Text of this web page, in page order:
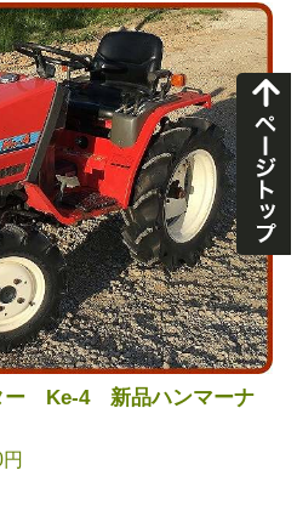
ー Ke-4 新品ハンマーナ